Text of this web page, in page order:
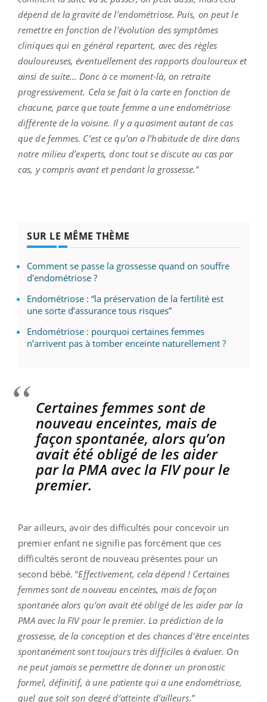
dépend de la gravité de l’endométriose. Puis, on peut le
remettre en fonction de l’évolution des symptômes
cliniques qui en général repartent, avec des règles
douloureuses, éventuellement des rapports douloureux et
ainsi de suite… Donc à ce moment-là, on retraite
progressivement. Cela se fait à la carte en fonction de
chacune, parce que toute femme a une endométriose
différente de la voisine. Il y a quasiment autant de cas
que de femmes. C’est ce qu’on a l'habitude de dire dans
notre milieu d’experts, donc tout se discute au cas par
cas, y compris avant et pendant la grossesse.”
SUR LE MÊME THÈME
Comment se passe la grossesse quand on souffre
d'endométriose ?
Endométriose : “la préservation de la fertilité est
une sorte d’assurance tous risques”
Endométriose : pourquoi certaines femmes
n’arrivent pas à tomber enceinte naturellement ?
Certaines femmes sont de
nouveau enceintes, mais de
façon spontanée, alors qu’on
avait été obligé de les aider
par la PMA avec la FIV pour le
premier.
Par ailleurs, avoir des difficultés pour concevoir un
premier enfant ne signifie pas forcément que ces
difficultés seront de nouveau présentes pour un
second bébé. “Effectivement, cela dépend ! Certaines
femmes sont de nouveau enceintes, mais de façon
spontanée alors qu’on avait été obligé de les aider par la
PMA avec la FIV pour le premier. La prédiction de la
grossesse, de la conception et des chances d'être enceintes
spontanément sont toujours très difficiles à évaluer. On
ne peut jamais se permettre de donner un pronostic
formel, définitif, à une patiente qui a une endométriose,
quel que soit son degré d’atteinte d’ailleurs.”